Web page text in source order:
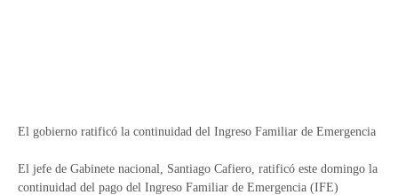
El gobierno ratificó la continuidad del Ingreso Familiar de Emergencia
El jefe de Gabinete nacional, Santiago Cafiero, ratificó este domingo la
continuidad del pago del Ingreso Familiar de Emergencia (IFE)